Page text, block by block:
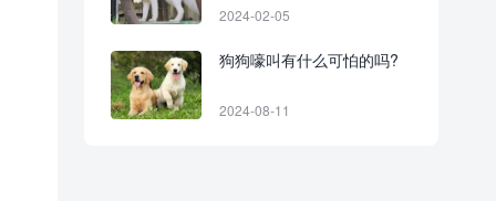
2024-02-05
狗狗嚎叫有什么可怕的吗?
2024-08-11